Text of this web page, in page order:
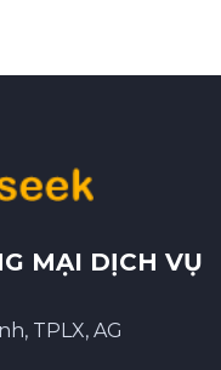
MẠI DỊCH VỤ
TPLX, AG